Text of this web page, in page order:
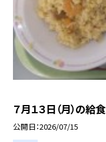
７月１３日（月）の給食
公開日 2026/07/15